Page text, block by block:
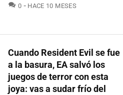
0 COMENTARIOS
HACE 10 MESES
Cuando Resident Evil se fue
a la basura, EA salvó los
juegos de terror con esta
joya: vas a sudar frío del